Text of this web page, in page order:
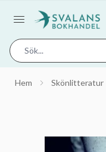
Hem Skönlitteratur